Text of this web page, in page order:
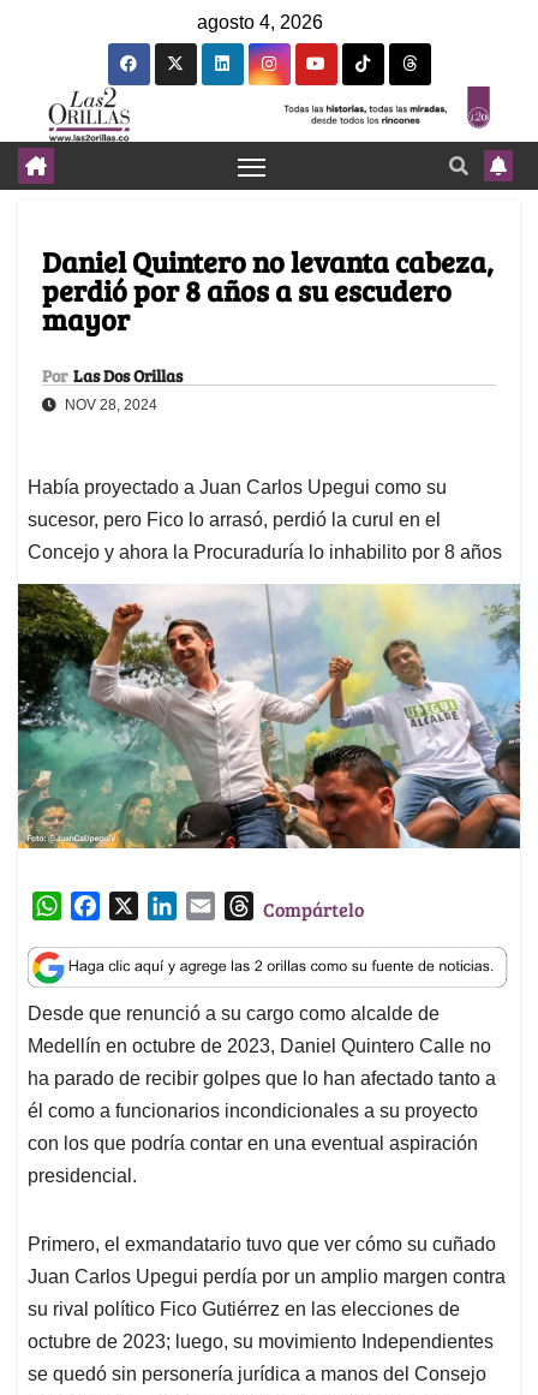
agosto 4, 2026
Daniel Quintero no levanta cabeza,
perdió por 8 años a su escudero
mayor
Por Las Dos Orillas
NOV 28, 2024
Había proyectado a Juan Carlos Upegui como su
sucesor, pero Fico lo arrasó, perdió la curul en el
Concejo y ahora la Procuraduría lo inhabilito por 8 años
W
a
t
s
A
p
p
c
e
b
o
o
k
n
k
e
d
I
n
a
i
l
T
r
e
a
d
s
Compártelo
Desde que renunció a su cargo como alcalde de
Medellín en octubre de 2023, Daniel Quintero Calle no
ha parado de recibir golpes que lo han afectado tanto a
él como a funcionarios incondicionales a su proyecto
con los que podría contar en una eventual aspiración
presidencial.
Primero, el exmandatario tuvo que ver cómo su cuñado
Juan Carlos Upegui perdía por un amplio margen contra
su rival político Fico Gutiérrez en las elecciones de
octubre de 2023; luego, su movimiento Independientes
se quedó sin personería jurídica a manos del Consejo